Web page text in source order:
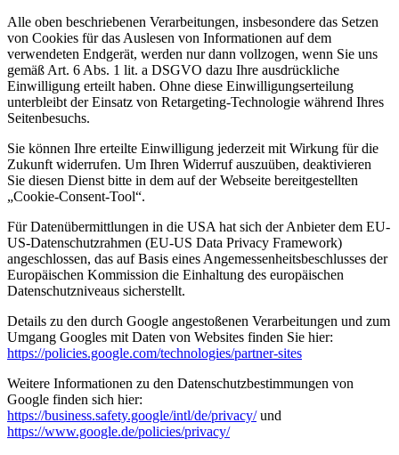
Alle oben beschriebenen Verarbeitungen, insbesondere das Setzen
von Cookies für das Auslesen von Informationen auf dem
verwendeten Endgerät, werden nur dann vollzogen, wenn Sie uns
gemäß Art. 6 Abs. 1 lit. a DSGVO dazu Ihre ausdrückliche
Einwilligung erteilt haben. Ohne diese Einwilligungserteilung
unterbleibt der Einsatz von Retargeting-Technologie während Ihres
Seitenbesuchs.
Sie können Ihre erteilte Einwilligung jederzeit mit Wirkung für die
Zukunft widerrufen. Um Ihren Widerruf auszuüben, deaktivieren
Sie diesen Dienst bitte in dem auf der Webseite bereitgestellten
„Cookie-Consent-Tool“.
Für Datenübermittlungen in die USA hat sich der Anbieter dem EU-
US-Datenschutzrahmen (EU-US Data Privacy Framework)
angeschlossen, das auf Basis eines Angemessenheitsbeschlusses der
Europäischen Kommission die Einhaltung des europäischen
Datenschutzniveaus sicherstellt.
Details zu den durch Google angestoßenen Verarbeitungen und zum
Umgang Googles mit Daten von Websites finden Sie hier:
https://policies.google.com/technologies/partner-sites
Weitere Informationen zu den Datenschutzbestimmungen von
Google finden sich hier:
https://business.safety.google/intl/de/privacy/und
https://www.google.de/policies/privacy/